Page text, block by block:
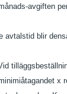
avgiften
avtalstid blir
x